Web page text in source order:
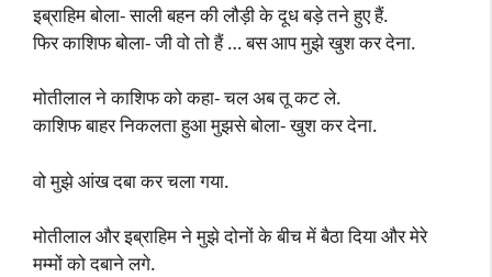
इब्राहिम बोला- साली बहन की लौड़ी के दूध बड़े तने हुए हैं.
फिर काशिफ बोला- जी वो तो हैं … बस आप मुझे खुश कर देना.
मोतीलाल ने काशिफ को कहा- चल अब तू कट ले.
काशिफ बाहर निकलता हुआ मुझसे बोला- खुश कर देना.
वो मुझे आंख दबा कर चला गया.
मोतीलाल और इब्राहिम ने मुझे दोनों के बीच में बैठा दिया और मेरे
मम्मों को दबाने लगे.